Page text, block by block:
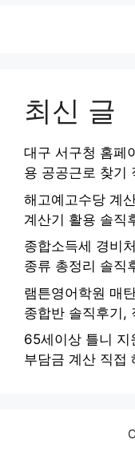
최신 글
대구 서구청 홈페
용 공공근로 찾기
해고예고수당 계
계산기 활용 솔직
종합소득세 경비
종류 총정리 솔직
램튼영어학원 매
종합반 솔직후기,
65세이상 틀니 지
부담금 계산 직접